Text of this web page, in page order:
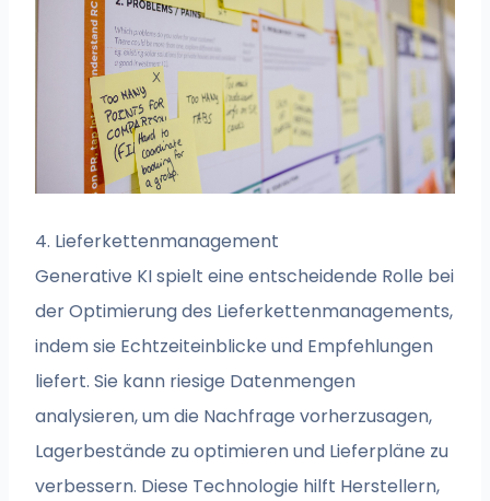
4. Lieferkettenmanagement
Generative KI spielt eine entscheidende Rolle bei
der Optimierung des Lieferkettenmanagements,
indem sie Echtzeiteinblicke und Empfehlungen
liefert. Sie kann riesige Datenmengen
analysieren, um die Nachfrage vorherzusagen,
Lagerbestände zu optimieren und Lieferpläne zu
verbessern. Diese Technologie hilft Herstellern,